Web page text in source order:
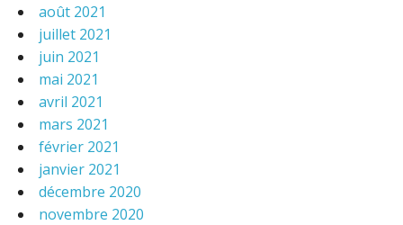
août 2021
juillet 2021
juin 2021
mai 2021
avril 2021
mars 2021
février 2021
janvier 2021
décembre 2020
novembre 2020